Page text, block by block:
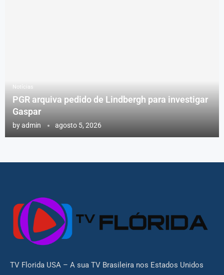
Notícias
PGR arquiva pedido de Lindbergh para investigar
Gaspar
byadmin agosto 5, 2026
TV Florida USA – A sua TV Brasileira nos Estados Unidos